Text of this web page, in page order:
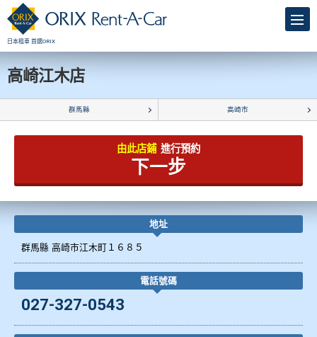
日本租車 首選ORIX
高崎江木店
群馬縣 高崎市
由此店鋪 進行預約
下一步
地址
群馬縣 高崎市江木町１６８５
電話號碼
027-327-0543